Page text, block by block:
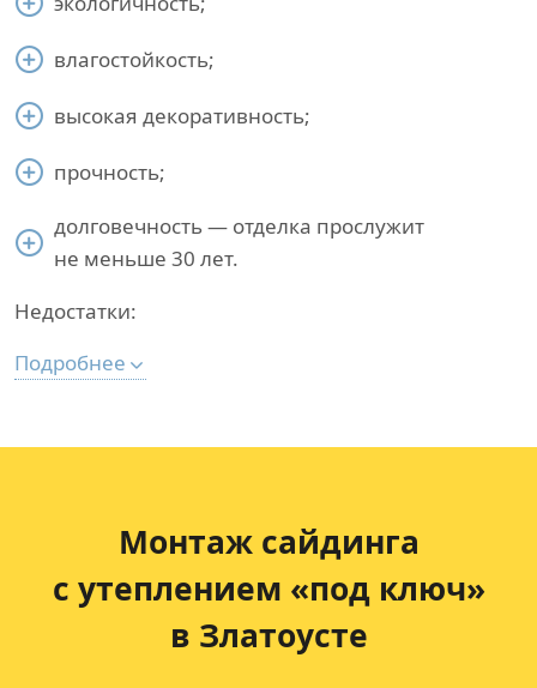
влагостойкость;
высокая декоративность;
прочность;
долговечность — отделка прослужит
не меньше 30 лет.
Недостатки:
Подробнее
Монтаж сайдинга
с утеплением «под ключ»
в Златоусте